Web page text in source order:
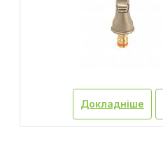
Докладніше